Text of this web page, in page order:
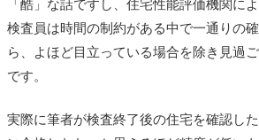
「酷」な話ですし、住宅性能評価機関に
検査員は時間の制約がある中で一通りの
ら、よほど目立っている場合を除き見過
です。
実際に筆者が検査終了後の住宅を確認し